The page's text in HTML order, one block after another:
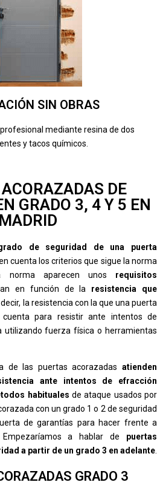
SIN OBRAS
mediante resina de dos
y tacos químicos.
DE
GRADO 3, 4 Y 5 EN
MADRID
de seguridad de una puerta
cuenta los criterios que sigue la norma
norma aparecen unos requisitos
en función de la resistencia que
decir, la resistencia con la que una puerta
cuenta para resistir ante intentos de
fuerza física o herramientas
de las puertas acorazadas atienden
ante intentos de efracción
habituales de ataque usados por
con un grado 1 o 2 de seguridad
de garantías para hacer frente a
a hablar de puertas
a partir de un grado 3 en adelante
GRADO 3